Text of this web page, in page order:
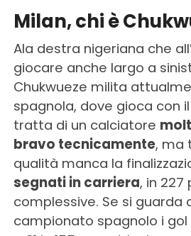
Milan, chi è
Ala destra nigeriana che
giocare anche largo a
Chukwueze milita
spagnola, dove gioca con il
tratta di un calciatore
bravo tecnicamente, ma
qualità manca la
segnati in carriera, in 227
complessive. Se si guarda
campionato spagnolo i